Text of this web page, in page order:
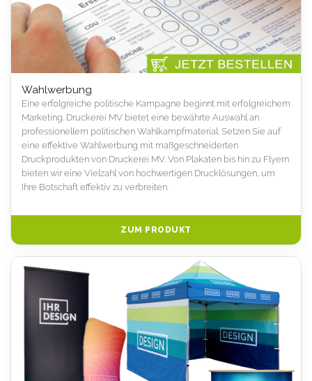
Wahlwerbung
Eine erfolgreiche politische Kampagne beginnt mit erfolgreichem
Marketing. Druckerei MV bietet eine bewährte Auswahl an
professionellem politischen Wahlkampfmaterial. Setzen Sie auf
eine effektive Wahlwerbung mit maßgeschneiderten
Druckprodukten von Druckerei MV. Von Plakaten bis hin zu Flyern
bieten wir eine Vielzahl von hochwertigen Drucklösungen, um
Ihre Botschaft effektiv zu verbreiten.
ZUM PRODUKT